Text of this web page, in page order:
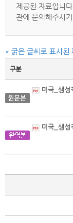
제공된 자료입니
관에 문의해주시
* 굵은 글씨로 표시된
구분
미국_생성적적대
미국_생성적적대신경